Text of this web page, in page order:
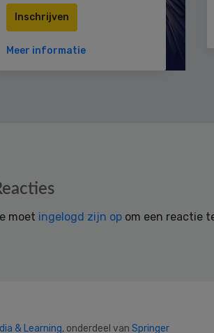
Inschrijven
Meer informatie
moet ingelogd zijn op om een reactie
& Learning, onderdeel van Springer